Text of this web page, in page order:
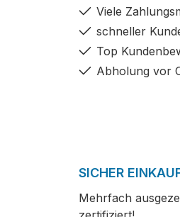
Viele
schneller
Top
Abholung vor
SICHER
Mehrfach